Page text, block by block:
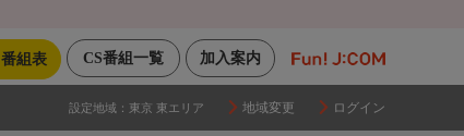
加入案内
CS番組一覧
番組表
設定地域： 東京 東エリア 地域変更 ログイン